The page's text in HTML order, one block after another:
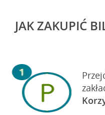
JAK ZAKUPIĆ